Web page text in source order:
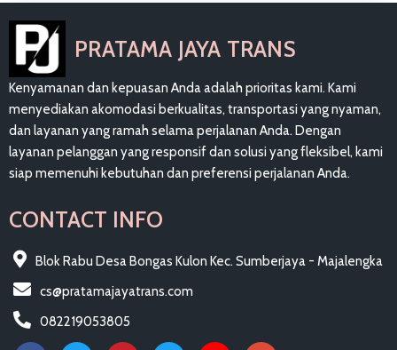
PRATAMA JAYA TRANS
Kenyamanan dan kepuasan Anda adalah prioritas kami. Kami
menyediakan akomodasi berkualitas, transportasi yang nyaman,
dan layanan yang ramah selama perjalanan Anda. Dengan
layanan pelanggan yang responsif dan solusi yang fleksibel, kami
siap memenuhi kebutuhan dan preferensi perjalanan Anda.
CONTACT INFO
Blok Rabu Desa Bongas Kulon Kec. Sumberjaya - Majalengka
cs@pratamajayatrans.com
082219053805